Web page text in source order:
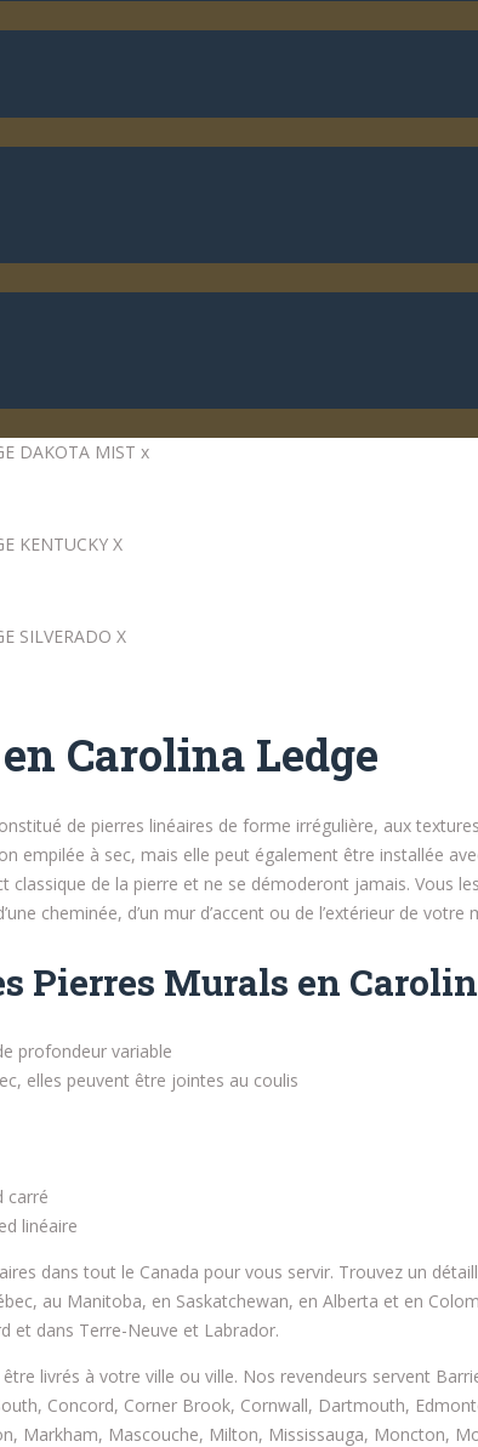
Carolina Ledge
de pierres linéaires de forme irrégulière, aux
empilée à sec, mais elle peut également être installée
classique de la pierre et ne se démoderont jamais. Vous
cheminée, d’un mur d’accent ou de l’extérieur de
Pierres Murals en
profondeur variable
elles peuvent être jointes au coulis
carré
linéaire
dans tout le Canada pour vous servir. Trouvez un
au Manitoba, en Saskatchewan, en Alberta et en
et dans Terre-Neuve et Labrador.
livrés à votre ville ou ville. Nos revendeurs servent
Concord, Corner Brook, Cornwall, Dartmouth,
Markham, Mascouche, Milton, Mississauga, Moncton,